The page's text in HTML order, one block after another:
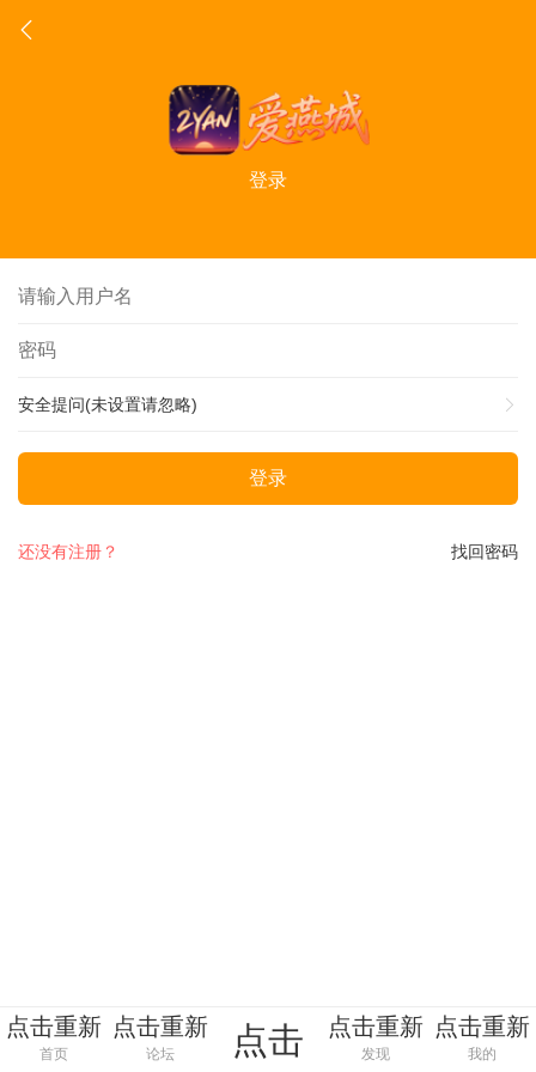
登录
安全提问(未设置请忽略)
登录
找回密码
还没有注册？
点击重新
加载
首页
点击重新
加载
论坛 点击
点击重新
加载
发现
点击重新
加载
我的